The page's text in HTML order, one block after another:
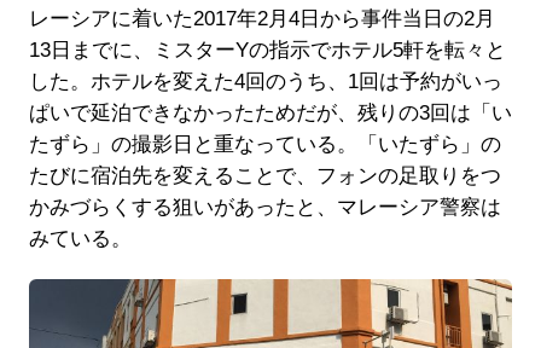
レーシアに着いた2017年2月4日から事件当日の2月
13日までに、ミスターYの指示でホテル5軒を転々と
した。ホテルを変えた4回のうち、1回は予約がいっ
ぱいで延泊できなかったためだが、残りの3回は「い
たずら」の撮影日と重なっている。「いたずら」の
たびに宿泊先を変えることで、フォンの足取りをつ
かみづらくする狙いがあったと、マレーシア警察は
みている。